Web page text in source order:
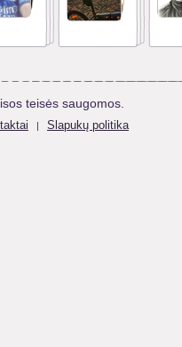
teisės saugomos.
| Slapukų politika